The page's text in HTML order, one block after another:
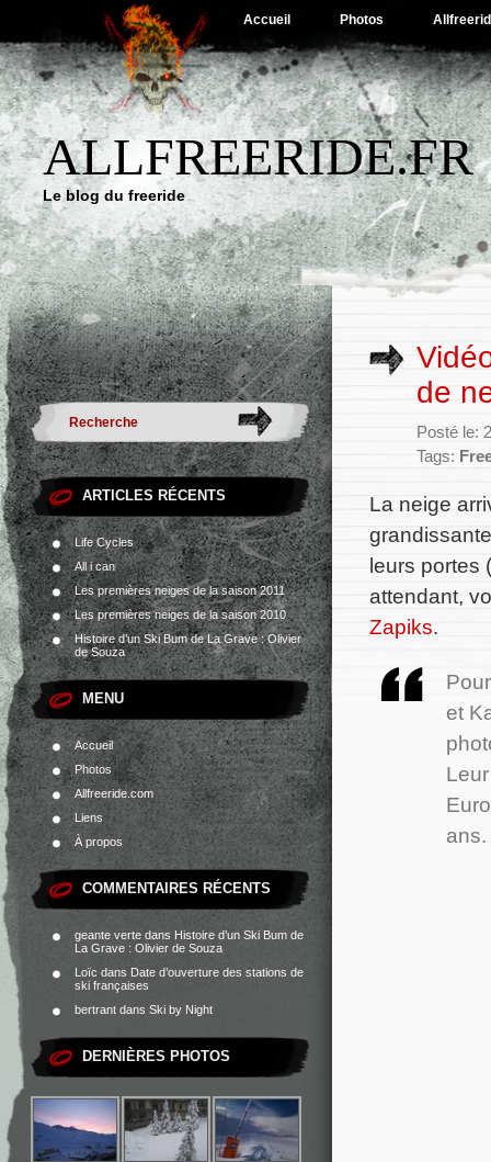
Accueil Photos
ALLFREERIDE.FR
Le blog du freeride
ARTICLES RÉCENTS
Life Cycles
All i can
Les premières neiges de la saison 2011
Les premières neiges de la saison 2010
Histoire d’un Ski Bum de La Grave : Olivier
de Souza
MENU
Accueil
Photos
Allfreeride.com
Liens
À propos
COMMENTAIRES RÉCENTS
geante verte dans Histoire d’un Ski Bum de
La Grave : Olivier de Souza
Loïc dans Date d’ouverture des stations de
ski françaises
bertrant dans Ski by Night
DERNIÈRES PHOTOS
de
Posté le:
Tags:
La neige
leurs portes (
attendant,
Zapiks.
et
ans.